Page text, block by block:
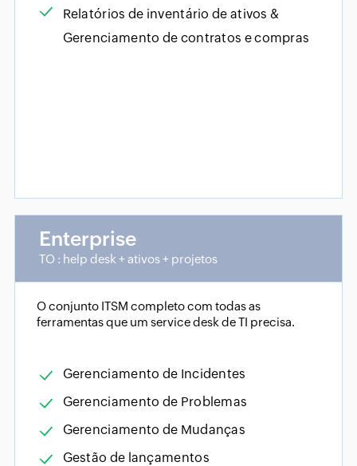
Relatórios de inventário de ativos &
Gerenciamento de contratos e compras
Enterprise
TO : help desk + ativos + projetos
O conjunto ITSM completo com todas as
ferramentas que um service desk de TI precisa.
Gerenciamento de Incidentes
Gerenciamento de Problemas
Gerenciamento de Mudanças
Gestão de lançamentos